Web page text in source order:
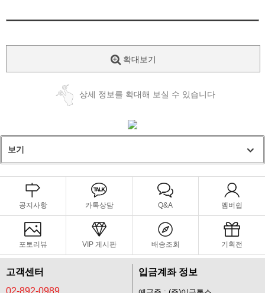
확대보기
상세 정보를 확대해 보실 수 있습니다
보기
공지사항 카톡상담 Q&A 멤버쉽
포토리뷰 VIP 게시판 배송조회 기획전
고객센터
입금계좌 정보